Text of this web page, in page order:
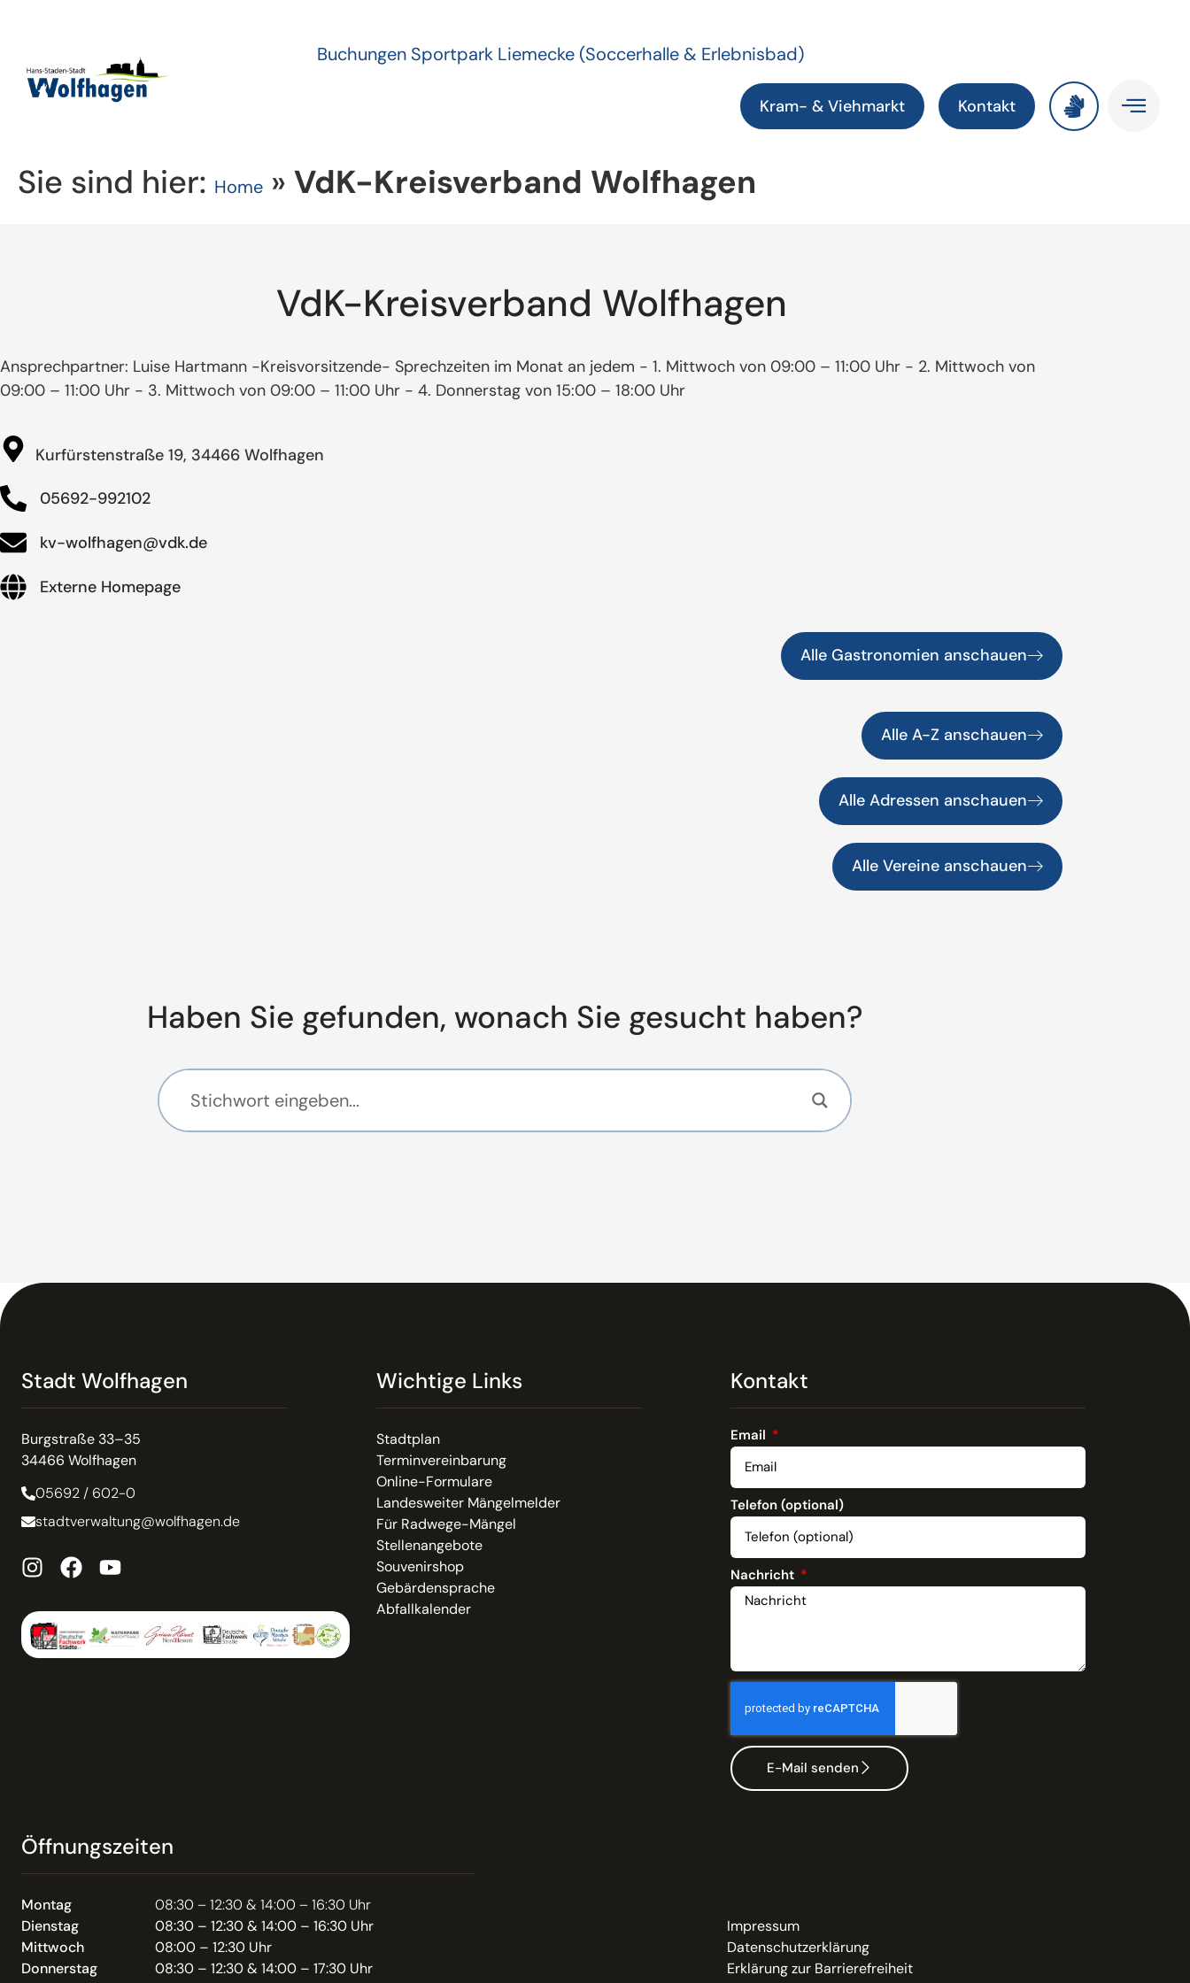
Buchungen Sportpark Liemecke (Soccerhalle & Erlebnisbad)
Kram- & Viehmarkt Kontakt
Sie sind hier: Home » VdK-Kreisverband Wolfhagen
VdK-Kreisverband Wolfhagen
Ansprechpartner: Luise Hartmann -Kreisvorsitzende- Sprechzeiten im Monat an jedem - 1. Mittwoch von 09:00 – 11:00 Uhr - 2. Mittwoch von
09:00 – 11:00 Uhr - 3. Mittwoch von 09:00 – 11:00 Uhr - 4. Donnerstag von 15:00 – 18:00 Uhr
Kurfürstenstraße 19, 34466 Wolfhagen
05692-992102
kv-wolfhagen@vdk.de
Externe Homepage
Alle Gastronomien anschauen
Alle A-Z anschauen
Alle Adressen anschauen
Alle Vereine anschauen
Haben Sie gefunden, wonach Sie gesucht haben?
Stadt Wolfhagen
Burgstraße 33–35
34466 Wolfhagen
05692 / 602-0
stadtverwaltung@wolfhagen.de
Wichtige Links
Stadtplan
Terminvereinbarung
Online-Formulare
Landesweiter Mängelmelder
Für Radwege-Mängel
Stellenangebote
Souvenirshop
Gebärdensprache
Abfallkalender
Kontakt
Email
Telefon (optional)
Nachricht
E-Mail senden
Öffnungszeiten
Montag
08:30 – 12:30 & 14:00 – 16:30 Uhr
Dienstag
08:30 – 12:30 & 14:00 – 16:30 Uhr
Mittwoch
08:00 – 12:30 Uhr
Donnerstag
08:30 – 12:30 & 14:00 – 17:30 Uhr
Impressum
Datenschutzerklärung
Erklärung zur Barrierefreiheit